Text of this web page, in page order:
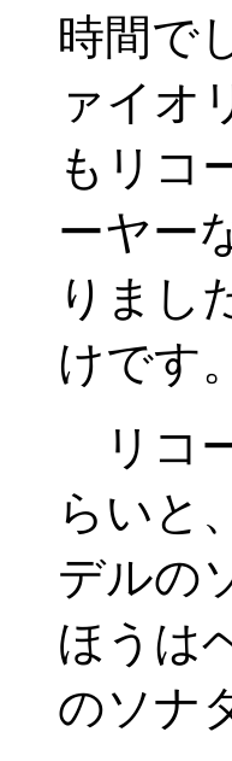
時間で
ァイオ
もリコ
ーヤー
りまし
けです。
リコ
らいと
デルの
ほうは
のソナ